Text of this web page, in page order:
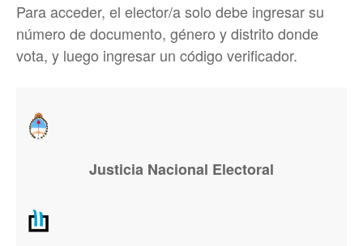
Para acceder, el elector/a solo debe ingresar su
número de documento, género y distrito donde
vota, y luego ingresar un código verificador.
Justicia Nacional Electoral